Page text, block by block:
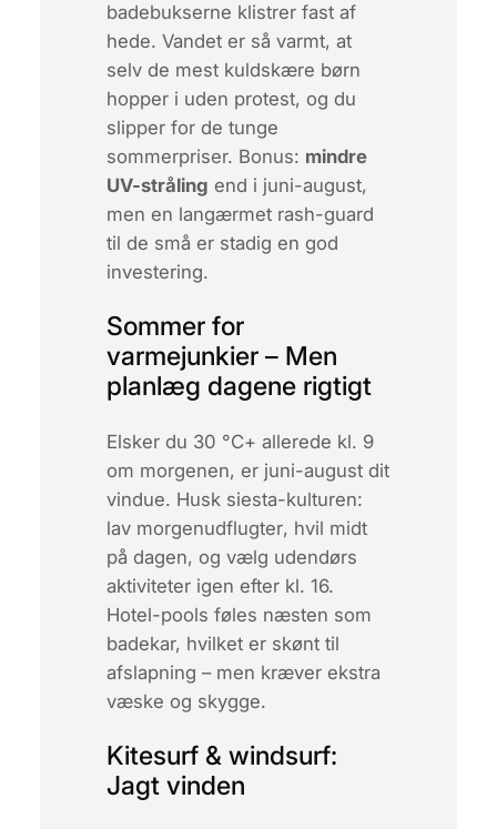
badebukserne klistrer fast af
hede. Vandet er så varmt, at
selv de mest kuldskære børn
hopper i uden protest, og du
slipper for de tunge
sommerpriser. Bonus: mindre
UV-stråling end i juni-august,
men en langærmet rash-guard
til de små er stadig en god
investering.
Sommer for
varmejunkier – Men
planlæg dagene rigtigt
Elsker du 30 °C+ allerede kl. 9
om morgenen, er juni-august dit
vindue. Husk siesta-kulturen:
lav morgenudflugter, hvil midt
på dagen, og vælg udendørs
aktiviteter igen efter kl. 16.
Hotel-pools føles næsten som
badekar, hvilket er skønt til
afslapning – men kræver ekstra
væske og skygge.
Kitesurf & windsurf:
Jagt vinden